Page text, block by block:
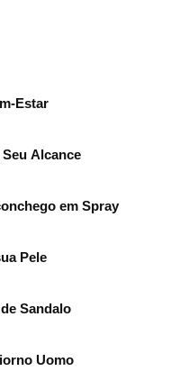
Estar
Alcance
em Spray
Pele
Sandalo
Uomo